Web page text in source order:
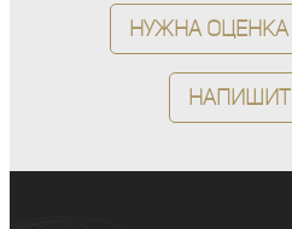
Нужна оценка